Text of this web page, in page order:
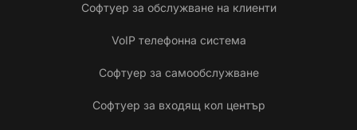
Софтуер за обслужване на клиенти
VoIP телефонна система
Софтуер за самообслужване
Софтуер за входящ кол център